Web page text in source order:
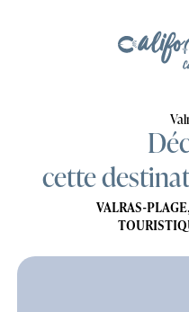
cette
VALRAS-